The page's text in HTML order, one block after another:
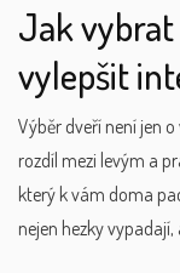
Jak vybrat
vylepšit
Výběr dveří není jen
rozdíl mezi levým a
který k vám doma
nejen hezky